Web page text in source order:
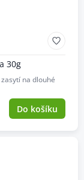
30g
na dlouhé
Do košíku